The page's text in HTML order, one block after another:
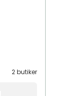
2 butiker